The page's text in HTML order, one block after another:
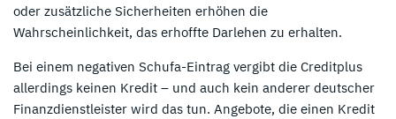
oder zusätzliche Sicherheiten erhöhen die
Wahrscheinlichkeit, das erhoffte Darlehen zu erhalten.
Bei einem negativen Schufa-Eintrag vergibt die Creditplus
allerdings keinen Kredit – und auch kein anderer deutscher
Finanzdienstleister wird das tun. Angebote, die einen Kredit